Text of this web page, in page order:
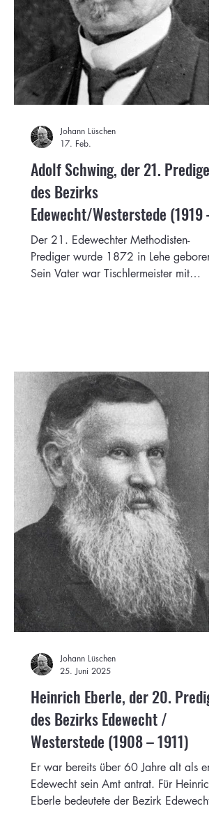
Adolf Schwing, der 21. Prediger
des Bezirks
Edewecht/Westerstede (1919 –
1925)
Der 21. Edewechter Methodisten-
Prediger wurde 1872 in Lehe geboren.
Sein Vater war Tischlermeister mit
Johann Lüschen
17. Feb.
Heinrich Eberle, der 20. Prediger
des Bezirks Edewecht /
Westerstede (1908 – 1911)
Er war bereits über 60 Jahre alt als er in
Edewecht sein Amt antrat. Für Heinrich
Eberle bedeutete der Bezirk Edewecht /
Johann Lüschen
25. Juni 2025